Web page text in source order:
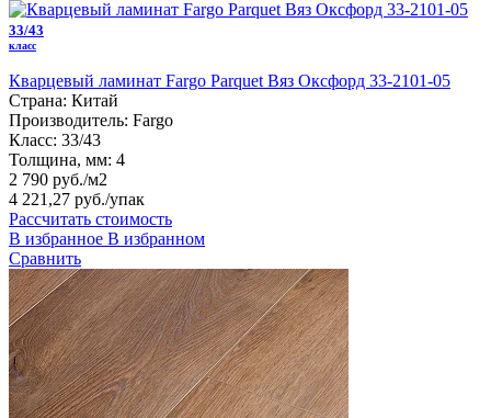
33/43
класс
Кварцевый ламинат Fargo Parquet Вяз Оксфорд 33-2101-05
Страна: Китай
Производитель: Fargo
Класс: 33/43
Толщина, мм: 4
2 790 руб./м2
4 221,27 руб./упак
Рассчитать стоимость
В избранное В избранном
Сравнить